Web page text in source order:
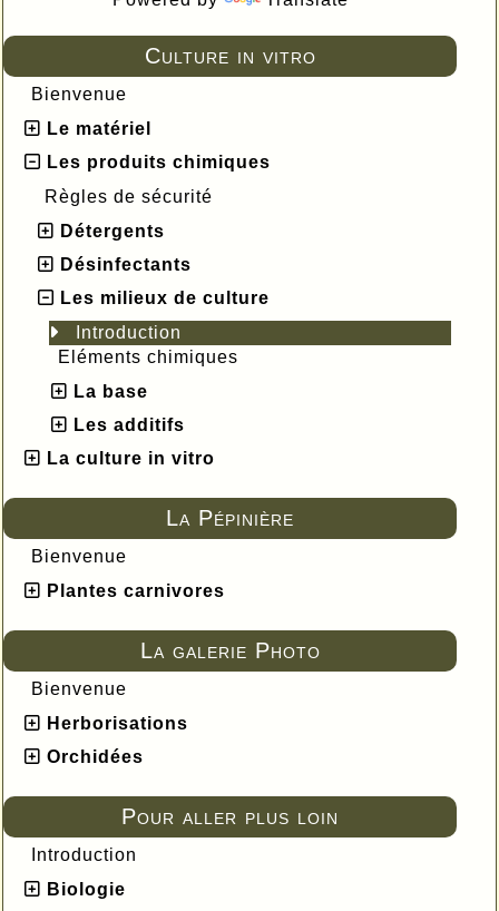
Culture in vitro
Bienvenue
Le matériel
Les produits chimiques
Règles de sécurité
Détergents
Désinfectants
Les milieux de culture
Introduction
Eléments chimiques
La base
Les additifs
La culture in vitro
La Pépinière
Bienvenue
Plantes carnivores
La galerie Photo
Bienvenue
Herborisations
Orchidées
Pour aller plus loin
Introduction
Biologie